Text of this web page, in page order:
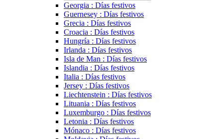
Georgia : Días festivos
Guernesey : Días festivos
Grecia : Días festivos
Croacia : Días festivos
Hungría : Días festivos
Irlanda : Días festivos
Isla de Man : Días festivos
Islandia : Días festivos
Italia : Días festivos
Jersey : Días festivos
Liechtenstein : Días festivos
Lituania : Días festivos
Luxemburgo : Días festivos
Letonia : Días festivos
Mónaco : Días festivos